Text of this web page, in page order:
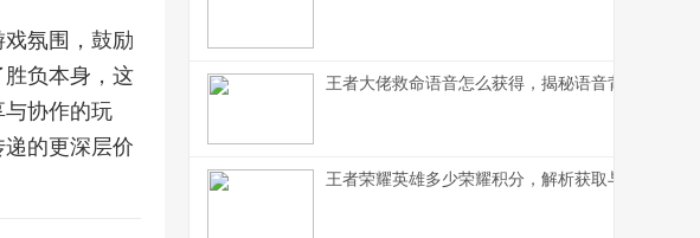
氛围，鼓励
负本身，这
协作的玩
的更深层价
王者大佬救命语音怎么获得，揭秘语音背后的荣耀
王者荣耀英雄多少荣耀积分，解析获取与使用之道